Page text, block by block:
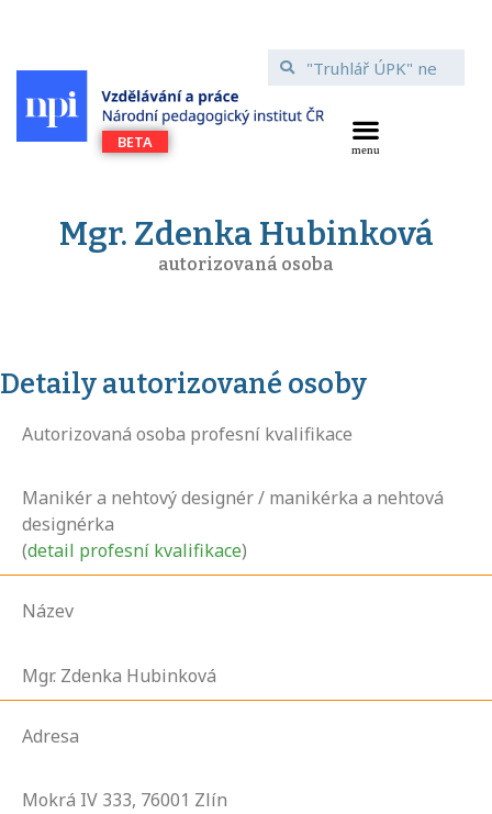
Mgr. Zdenka Hubinková
autorizovaná osoba
Detaily autorizované osoby
Autorizovaná osoba profesní kvalifikace
Manikér a nehtový designér / manikérka a nehtová
designérka
(detail profesní kvalifikace)
Název
Mgr. Zdenka Hubinková
Adresa
Mokrá IV 333, 76001 Zlín